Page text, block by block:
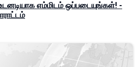
எம்மிடம் ஒப்படையுங்கள்! -